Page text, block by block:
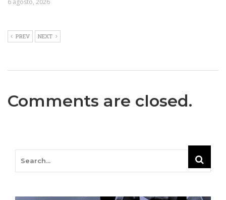
6 agosto, 2026
PREV NEXT
Comments are closed.